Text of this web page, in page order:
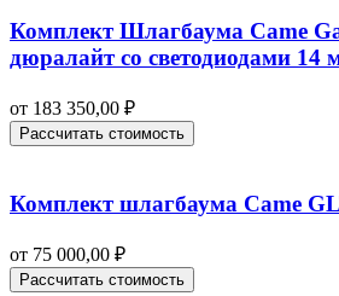
Комплект Шлагбаума Came
дюралайт со светодиодами 14
от 183 350,00 ₽
Рассчитать стоимость
Комплект шлагбаума Came
от 75 000,00 ₽
Рассчитать стоимость